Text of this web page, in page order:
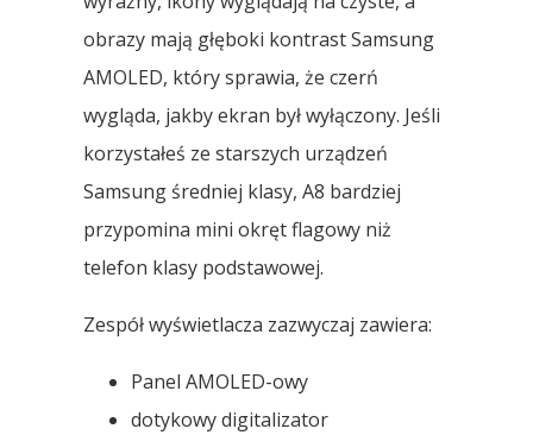
obrazy mają głęboki kontrast Samsung
AMOLED, który sprawia, że ​​czerń
wygląda, jakby ekran był wyłączony. Jeśli
korzystałeś ze starszych urządzeń
Samsung średniej klasy, A8 bardziej
przypomina mini okręt flagowy niż
telefon klasy podstawowej.
Zespół wyświetlacza zazwyczaj zawiera:
Panel AMOLED-owy
dotykowy digitalizator